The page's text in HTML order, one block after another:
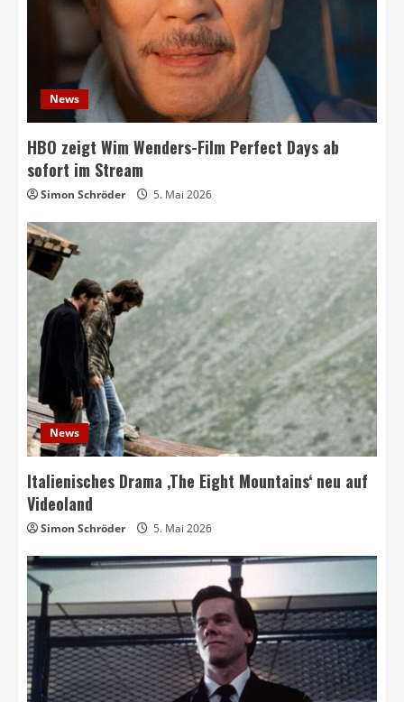
News
HBO zeigt Wim Wenders-Film Perfect Days ab
sofort im Stream
Simon Schröder 5. Mai 2026
News
Italienisches Drama ‚The Eight Mountains‘ neu auf
Videoland
Simon Schröder 5. Mai 2026